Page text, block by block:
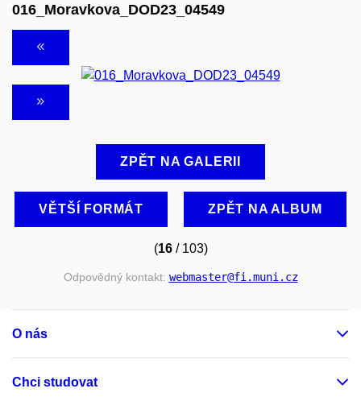
016_Moravkova_DOD23_04549
ZPĚT NA GALERII
VĚTŠÍ FORMÁT ZPĚT NA ALBUM
(16/ 103)
Odpovědný kontakt: webmaster@fi.muni.cz
O nás
Chci studovat